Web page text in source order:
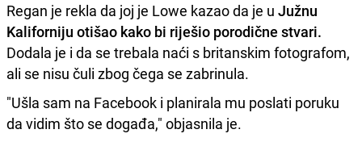
Regan je rekla da joj je Lowe kazao da je u Južnu
Kaliforniju otišao kako bi riješio porodične stvari.
Dodala je i da se trebala naći s britanskim fotografom,
ali se nisu čuli zbog čega se zabrinula.
"Ušla sam na Facebook i planirala mu poslati poruku
da vidim što se događa," objasnila je.